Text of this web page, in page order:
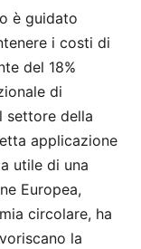
è guidato
i costi di
del 18%
di
settore della
applicazione
utile di una
Europea,
circolare, ha
la